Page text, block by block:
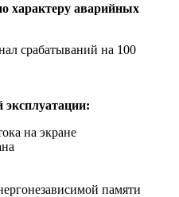
характеру аварийных
срабатываний на 100
эксплуатации:
на экране
памяти